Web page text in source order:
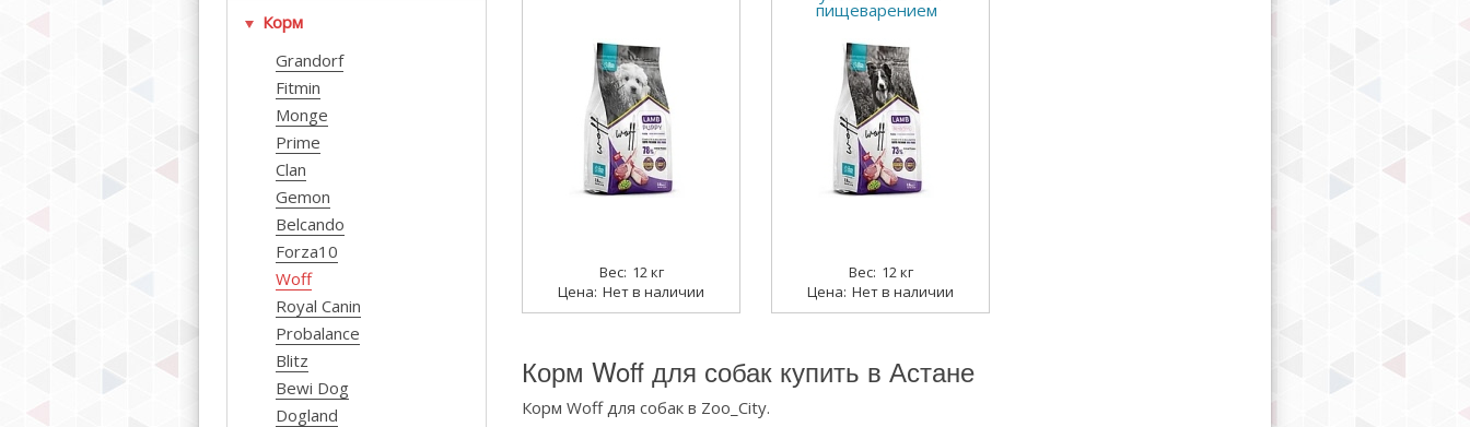
Корм
Grandorf
Fitmin
Monge
Prime
Clan
Gemon
Belcando
Forza10
Woff
Royal Canin
Probalance
Blitz
Bewi Dog
Dogland
12 кг
Нет в наличии
пищеварением
12 кг
Нет в наличии
Корм Woff для собак купить в Астане
Корм Woff для собак в Zoo_City.